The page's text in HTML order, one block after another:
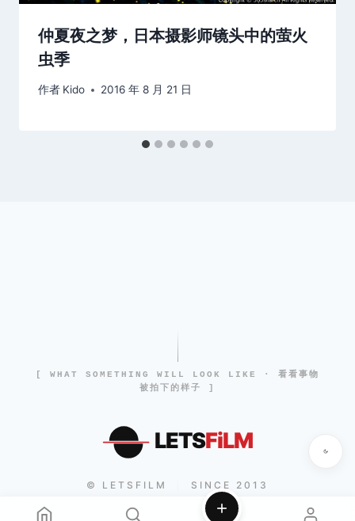
仲夏夜之梦，日本摄影师镜头中的萤火
虫季
作者 Kido 2016 年 8 月 21 日
[ WHAT SOMETHING WILL LOOK LIKE · 看看事物
被拍下的样子 ]
LETSFiLM
© LETSFILM SINCE 2013